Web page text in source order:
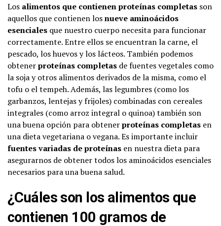
Los alimentos que contienen proteínas completas son
aquellos que contienen losnueve aminoácidos
esenciales que nuestro cuerpo necesita para funcionar
correctamente. Entre ellos se encuentran la carne, el
pescado, los huevos y los lácteos. También podemos
obtenerproteínas completas de fuentes vegetales como
la soja y otros alimentos derivados de la misma, como el
tofu o el tempeh. Además, las legumbres (como los
garbanzos, lentejas y frijoles) combinadas con cereales
integrales (como arroz integral o quinoa) también son
una buena opción para obtenerproteínas completas en
una dieta vegetariana o vegana. Es importante incluir
fuentes variadas de proteínas en nuestra dieta para
asegurarnos de obtener todos los aminoácidos esenciales
necesarios para una buena salud.
¿Cuáles son los alimentos que
contienen 100 gramos de